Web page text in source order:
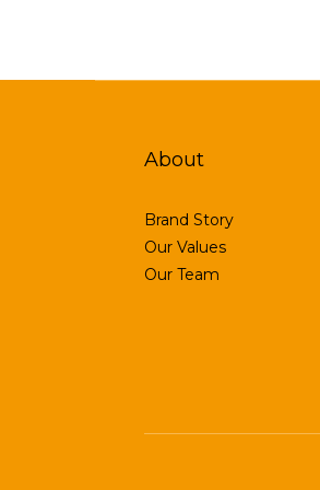
About
Brand Story
Our Values
Our Team